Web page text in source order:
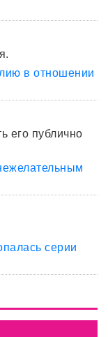
в отношении
его публично
серии